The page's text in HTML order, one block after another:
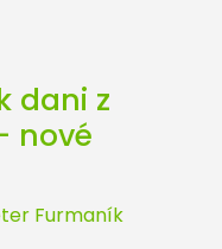
dani z
nové
Furmaník